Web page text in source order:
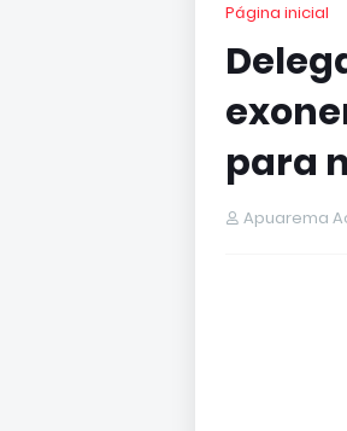
Página inicial
para
Apuarema